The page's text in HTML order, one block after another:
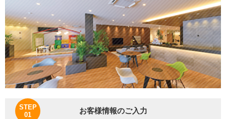
STEP
01
お客様情報のご入力